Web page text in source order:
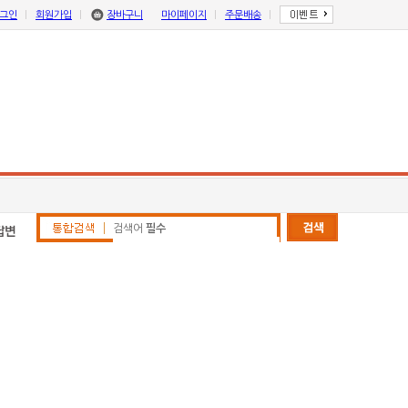
인 회원가입 장바구니 마이페이지 주문배송
검색어 필수